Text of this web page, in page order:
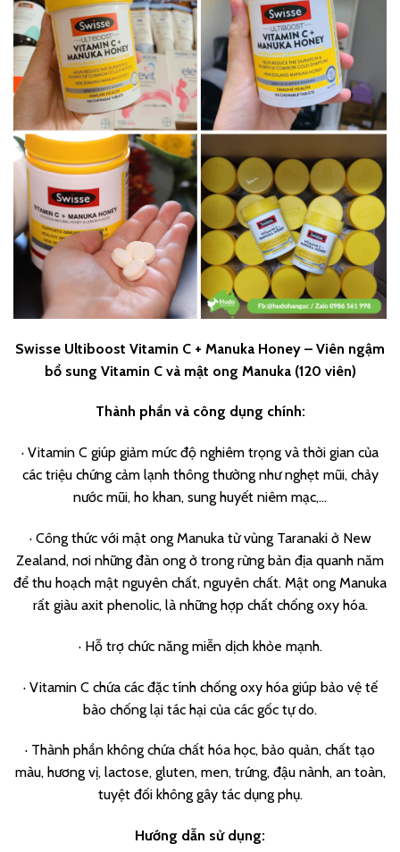
Swisse Ultiboost Vitamin C + Manuka Honey – Viên ngậm
bổ sung Vitamin C và mật ong Manuka (120 viên)
Thành phần và công dụng chính:
· Vitamin C giúp giảm mức độ nghiêm trọng và thời gian của
các triệu chứng cảm lạnh thông thường như nghẹt mũi, chảy
nước mũi, ho khan, sung huyết niêm mạc,…
· Công thức với mật ong Manuka từ vùng Taranaki ở New
Zealand, nơi những đàn ong ở trong rừng bản địa quanh năm
để thu hoạch mật nguyên chất, nguyên chất. Mật ong Manuka
rất giàu axit phenolic, là những hợp chất chống oxy hóa.
· Hỗ trợ chức năng miễn dịch khỏe mạnh.
· Vitamin C chứa các đặc tính chống oxy hóa giúp bảo vệ tế
bào chống lại tác hại của các gốc tự do.
· Thành phần không chứa chất hóa học, bảo quản, chất tạo
màu, hương vị, lactose, gluten, men, trứng, đậu nành, an toàn,
tuyệt đối không gây tác dụng phụ.
Hướng dẫn sử dụng: